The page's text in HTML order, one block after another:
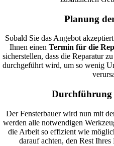
Planung
Sobald Sie das Angebot
Ihnen einen Termin für die
sicherstellen, dass die Reparatur
durchgeführt wird, um so wenig
Durchführung
Der Fensterbauer wird nun mit
werden alle notwendigen
die Arbeit so effizient wie
darauf achten, den Rest